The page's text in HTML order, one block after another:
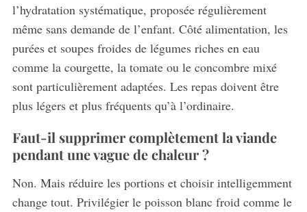
l’hydratation systématique, proposée régulièrement
même sans demande de l’enfant. Côté alimentation, les
purées et soupes froides de légumes riches en eau
comme la courgette, la tomate ou le concombre mixé
sont particulièrement adaptées. Les repas doivent être
plus légers et plus fréquents qu’à l’ordinaire.
Faut-il supprimer complètement la viande
pendant une vague de chaleur ?
Non. Mais réduire les portions et choisir intelligemment
change tout. Privilégier le poisson blanc froid comme le